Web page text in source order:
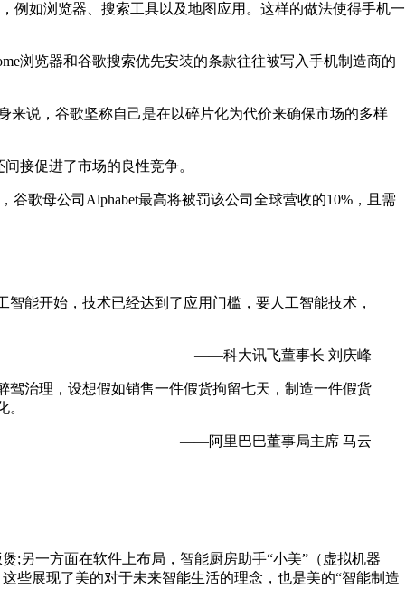
例如浏览器、搜索工具以及地图应用。这样的做法使得手机一
浏览器和谷歌搜索优先安装的条款往往被写入手机制造商的
来说，谷歌坚称自己是在以碎片化为代价来确保市场的多样
接促进了市场的良性竞争。
歌母公司Alphabet最高将被罚该公司全球营收的10%，且需
能开始，技术已经达到了应用门槛，要人工智能技术，
——科大讯飞董事长 刘庆峰
治理，设想假如销售一件假货拘留七天，制造一件假货
——阿里巴巴董事局主席 马云
;另一方面在软件上布局，智能厨房助手“小美”（虚拟机器
些展现了美的对于未来智能生活的理念，也是美的“智能制造